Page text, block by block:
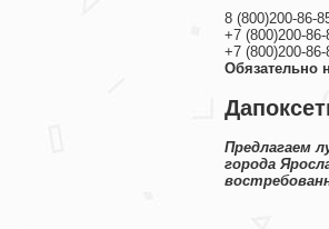
8 (800)200-86-
+7 (800)200-86-
+7 (800)200-86-
Обязательно
Предлагаем
города